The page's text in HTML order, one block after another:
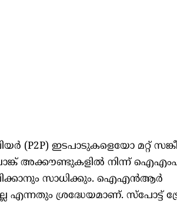
(P2P) ഇടപാടുകളെയോ മറ്റ്
അക്കൗണ്ടുകളിൽ നിന്ന്
സാധിക്കും. ഐഎൻആർ
ശ്രദ്ധേയമാണ്. സ്പോട്ട്